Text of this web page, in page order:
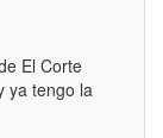
El Corte
ya tengo la